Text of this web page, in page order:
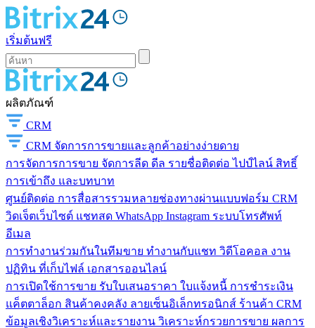
เริ่มต้นฟรี
ผลิตภัณฑ์
CRM
CRM จัดการการขายและลูกค้าอย่างง่ายดาย
การจัดการการขาย จัดการลีด ดีล รายชื่อติดต่อ ไปป์ไลน์ สิทธิ์
การเข้าถึง และบทบาท
ศูนย์ติดต่อ การสื่อสารรวมหลายช่องทางผ่านแบบฟอร์ม CRM
วิดเจ็ตเว็บไซต์ แชทสด WhatsApp Instagram ระบบโทรศัพท์
อีเมล
การทำงานร่วมกันในทีมขาย ทำงานกับแชท วิดีโอคอล งาน
ปฏิทิน ที่เก็บไฟล์ เอกสารออนไลน์
การเปิดใช้การขาย รับใบเสนอราคา ใบแจ้งหนี้ การชำระเงิน
แค็ตตาล็อก สินค้าคงคลัง ลายเซ็นอิเล็กทรอนิกส์ ร้านค้า CRM
ข้อมูลเชิงวิเคราะห์และรายงาน วิเคราะห์กรวยการขาย ผลการ